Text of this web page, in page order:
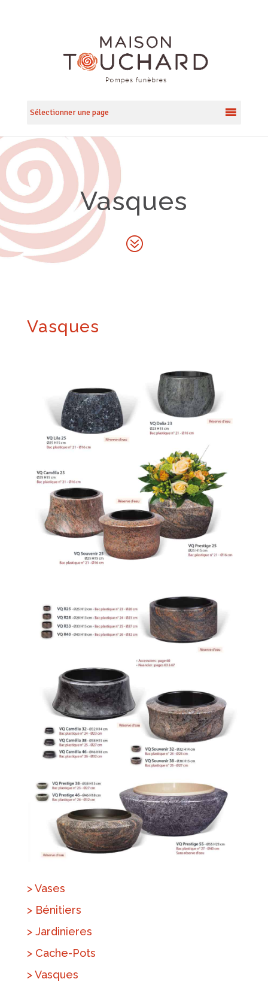
Sélectionner une page
Vasques
?
Vasques
> Vases
> Bénitiers
> Jardinieres
> Cache-Pots
> Vasques